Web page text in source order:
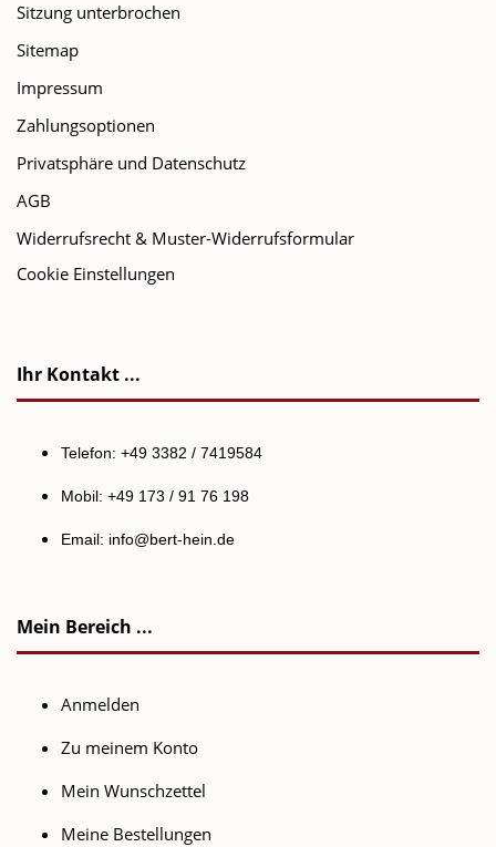
Sitzung unterbrochen
Sitemap
Impressum
Zahlungsoptionen
Privatsphäre und Datenschutz
AGB
Widerrufsrecht & Muster-Widerrufsformular
Cookie Einstellungen
Ihr Kontakt ...
Telefon: +49 3382 / 7419584
Mobil: +49 173 / 91 76 198
Email: info@bert-hein.de
Mein Bereich ...
Anmelden
Zu meinem Konto
Mein Wunschzettel
Meine Bestellungen